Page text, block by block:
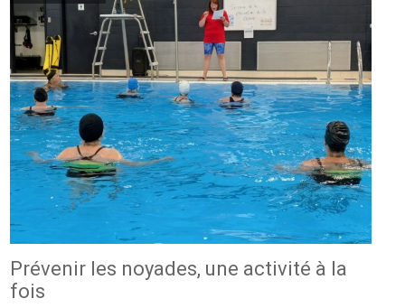
Prévenir les noyades, une activité à la
fois